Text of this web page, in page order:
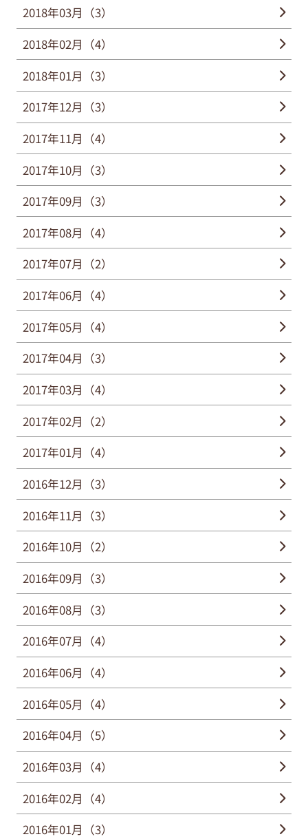
2018年03月（3）
2018年02月（4）
2018年01月（3）
2017年12月（3）
2017年11月（4）
2017年10月（3）
2017年09月（3）
2017年08月（4）
2017年07月（2）
2017年06月（4）
2017年05月（4）
2017年04月（3）
2017年03月（4）
2017年02月（2）
2017年01月（4）
2016年12月（3）
2016年11月（3）
2016年10月（2）
2016年09月（3）
2016年08月（3）
2016年07月（4）
2016年06月（4）
2016年05月（4）
2016年04月（5）
2016年03月（4）
2016年02月（4）
2016年01月（3）